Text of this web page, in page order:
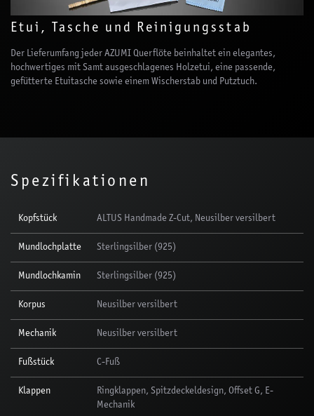
Etui, Tasche und Reinigungsstab
Der Lieferumfang jeder AZUMI Querflöte beinhaltet ein elegantes,
hochwertiges mit Samt ausgeschlagenes Holzetui, eine passende,
gefütterte Etuitasche sowie einem Wischerstab und Putztuch.
Spezifikationen
Kopfstück ALTUS Handmade Z-Cut, Neusilber versilbert
Mundlochplatte Sterlingsilber (925)
Mundlochkamin Sterlingsilber (925)
Korpus Neusilber versilbert
Mechanik Neusilber versilbert
Fußstück C-Fuß
Klappen
Ringklappen, Spitzdeckeldesign, Offset G, E-
Mechanik